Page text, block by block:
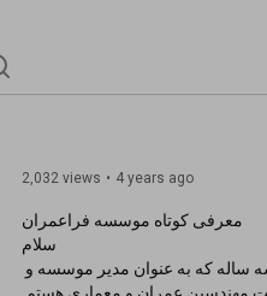
2,032 views 4 years ago